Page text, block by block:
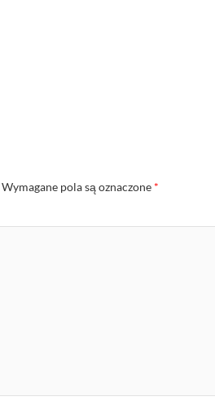
Wymagane pola są oznaczone *